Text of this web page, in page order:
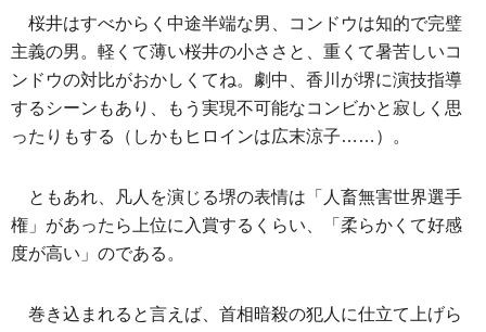
桜井はすべからく中途半端な男、コンドウは知的で完璧
主義の男。軽くて薄い桜井の小ささと、重くて暑苦しいコ
ンドウの対比がおかしくてね。劇中、香川が堺に演技指導
するシーンもあり、もう実現不可能なコンビかと寂しく思
ったりもする（しかもヒロインは広末涼子……）。
ともあれ、凡人を演じる堺の表情は「人畜無害世界選手
権」があったら上位に入賞するくらい、「柔らかくて好感
度が高い」のである。
巻き込まれると言えば、首相暗殺の犯人に仕立て上げら